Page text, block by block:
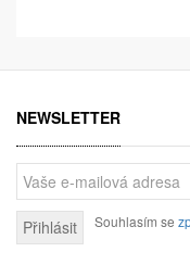
NEWSLETTER
Přihlásit Souhlasím se